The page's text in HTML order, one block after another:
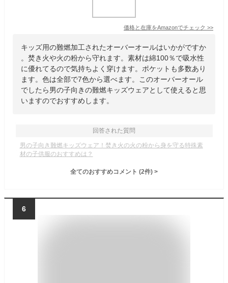
価格と在庫をAmazonでチェック >>
キッズ用の難燃加工されたオーバーオールはいかがですか
。焚き火や火の粉から守れます。素材は綿100％で吸水性
に優れてるので気持ちよく穿けます。ポケットも多数あり
ます。色は全部で7色から選べます。このオーバーオール
でしたら男の子向きの難燃キッズウェアとして使えると思
いますのでおすすめします。
回答された質問
男の子向き難燃キッズウェア！焚き火の火の粉から身を守る特殊素
材の子供服のおすすめは？
全てのおすすめコメント (2件) >
6